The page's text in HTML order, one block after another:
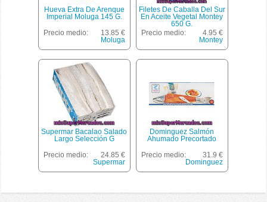
Hueva Extra De Arenque
Imperial Moluga 145 G.
Precio medio:
13.85 €
Moluga
Filetes De Caballa Del Sur
En Aceite Vegetal Montey
650 G.
Precio medio:
4.95 €
Montey
Supermar Bacalao Salado
Largo Selección G
Precio medio:
24.85 €
Supermar
Dominguez Salmón
Ahumado Precortado
Precio medio:
31.9 €
Dominguez